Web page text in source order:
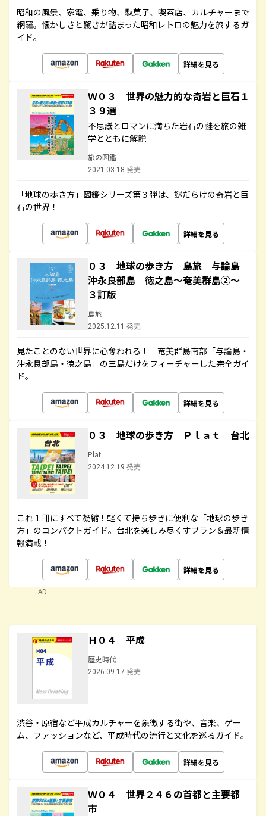
昭和の風景、家電、乗り物、駄菓子、喫茶店、カルチャーまで
網羅。懐かしさと驚きが詰まった昭和レトロの魅力を旅するガ
イド。
詳細を見る
Ｗ０３ 世界の魅力的な奇岩と巨石１
３９選
不思議とロマンに満ちた岩石の謎を旅の雑
学とともに解説
旅の図鑑
2021.03.18 発売
「地球の歩き方」図鑑シリーズ第３弾は、謎だらけの奇岩と巨
石の世界！
詳細を見る
０３ 地球の歩き方 島旅 与論島
沖永良部島 徳之島～奄美群島②～
３訂版
島旅
2025.12.11 発売
見たことのない世界に心奪われる！ 奄美群島南部「与論島・
沖永良部島・徳之島」の三島だけをフィーチャーした完全ガイ
ド。
詳細を見る
０３ 地球の歩き方 Ｐｌａｔ 台北
Plat
2024.12.19 発売
これ１冊にすべて凝縮！軽くて持ち歩きに便利な「地球の歩き
方」のコンパクトガイド。台北を楽しみ尽くすプラン＆最新情
報満載！
詳細を見る
AD
Ｈ０４ 平成
歴史時代
2026.09.17 発売
渋谷・原宿など平成カルチャーを象徴する街や、音楽、ゲー
ム、ファッションなど、平成時代の流行と文化を巡るガイド。
詳細を見る
Ｗ０４ 世界２４６の首都と主要都
市